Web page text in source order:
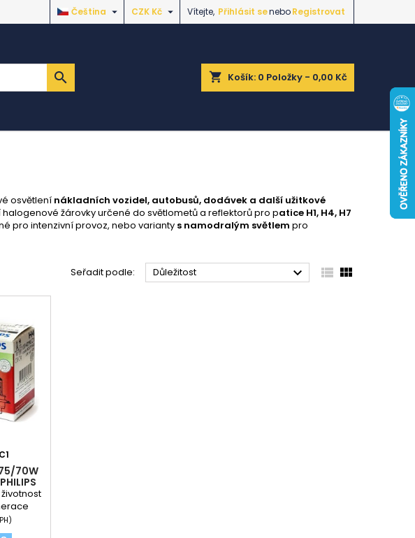
Vítejte, Přihlásit seneboRegistrovat
CZK Kč 
Čeština 
shopping_cart Košík: 0 Položky - 0,00 Kč

osvětlení nákladních vozidel, autobusů, dodávek a další užitkové
žárovky určené do světlometů a reflektorů pro patice H1, H4, H7
pro intenzivní provoz, nebo varianty s namodralým světlem pro
Seřadit podle: Důležitost   
70W
až